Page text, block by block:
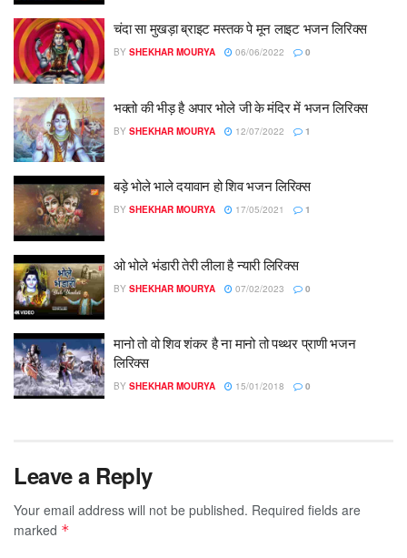
चंदा सा मुखड़ा ब्राइट मस्तक पे मून लाइट भजन लिरिक्स
BY SHEKHAR MOURYA 06/06/2022 0
भक्तो की भीड़ है अपार भोले जी के मंदिर में भजन लिरिक्स
BY SHEKHAR MOURYA 12/07/2022 1
बड़े भोले भाले दयावान हो शिव भजन लिरिक्स
BY SHEKHAR MOURYA 17/05/2021 1
ओ भोले भंडारी तेरी लीला है न्यारी लिरिक्स
BY SHEKHAR MOURYA 07/02/2023 0
मानो तो वो शिव शंकर है ना मानो तो पथ्थर प्राणी भजन
लिरिक्स
BY SHEKHAR MOURYA 15/01/2018 0
Leave a Reply
Your email address will not be published. Required fields are
marked *